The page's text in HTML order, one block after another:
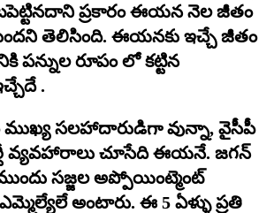
ప్రకారం ఈయన నెల జీతం
తెలిసింది. ఈయనకు ఇచ్చే జీతం
పన్నుల రూపం లో కట్టిన
.
ముఖ్య సలహాదారుడిగా వున్నా, వైసీపీ
వ్యవహారాలు చూసేది ఈయనే. జగన్
సజ్జల అప్పోయింట్మెంట్
అంటారు. ఈ 5 ఏళ్ళు ప్రతి